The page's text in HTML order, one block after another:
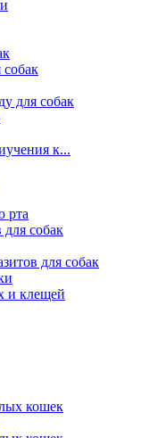
собак
для собак
к...
рта
для собак
для собак
и клещей
кошек